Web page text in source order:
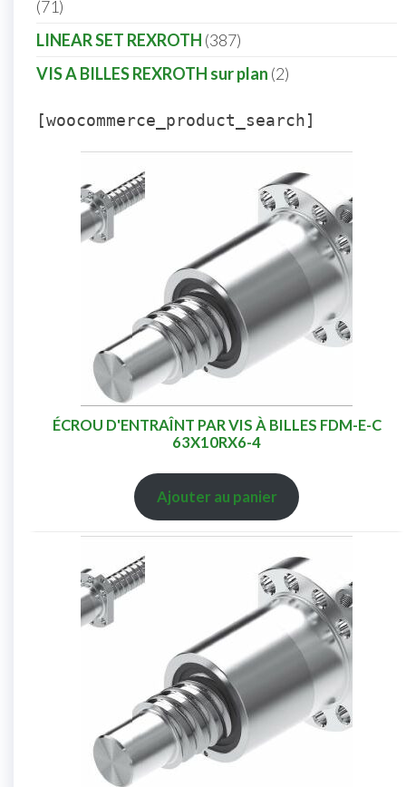
71
LINEAR SET REXROTH 387
VIS A BILLES REXROTH sur plan 2
[woocommerce_product_search]
ÉCROU D'ENTRAÎNT PAR VIS À BILLES FDM-E-C
63X10RX6-4
Ajouter au panier